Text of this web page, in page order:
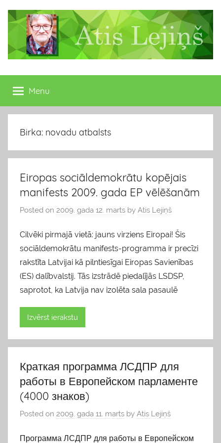
content
Atis
Lejiņš
13.
Saeimas
deputāts
Menu
Birka: novadu atbalsts
Eiropas sociāldemokrātu kopējais
manifests 2009. gada EP vēlēšanām
Posted on 2009. gada 12. marts by Atis Lejiņš
Cilvēki pirmajā vietā: jauns virziens Eiropai! Šis
sociāldemokrātu manifests-programma ir precīzi
rakstīta Latvijai kā pilntiesīgai Eiropas Savienības
(ES) dalībvalstij. Tās izstrādē piedalījās LSDSP,
saprotot, ka Latvija nav izolēta sala pasaulē
Izvērst ierakstu
Краткая программа ЛСДПР для
работы в Европейском парламенте
(4000 знаков)
Posted on 2009. gada 11. marts by Atis Lejiņš
Программа ЛСДПР для работы в Европейском